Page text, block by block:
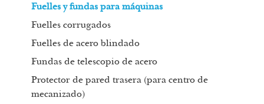
Fuelles y fundas para máquinas
Fuelles corrugados
Fuelles de acero blindado
Fundas de telescopio de acero
Protector de pared trasera (para centro de
mecanizado)